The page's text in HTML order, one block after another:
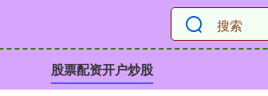
股票配资开户炒股